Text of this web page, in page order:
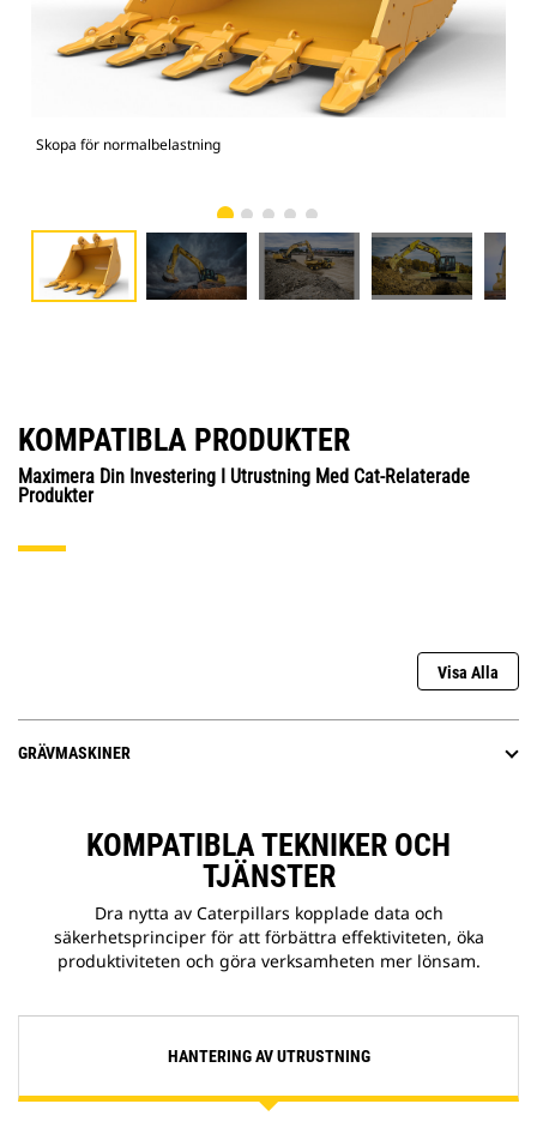
Skopa för normalbelastning
KOMPATIBLA PRODUKTER
Maximera Din Investering I Utrustning Med Cat-Relaterade
Produkter
Visa Alla
GRÄVMASKINER
KOMPATIBLA TEKNIKER OCH
TJÄNSTER
Dra nytta av Caterpillars kopplade data och
säkerhetsprinciper för att förbättra effektiviteten, öka
produktiviteten och göra verksamheten mer lönsam.
HANTERING AV UTRUSTNING